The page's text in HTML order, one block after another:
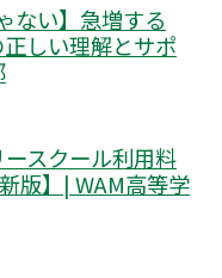
ない】急増する
正しい理解とサポ
ースクール利用料
版】| WAM高等学